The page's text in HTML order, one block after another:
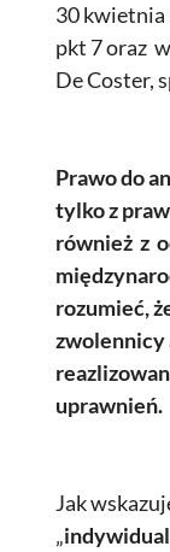
30 kwietnia
pkt 7 oraz
De Coster,
Prawo do
tylko z
również z
rozumieć,
zwolennicy
uprawnień.
Jak
„